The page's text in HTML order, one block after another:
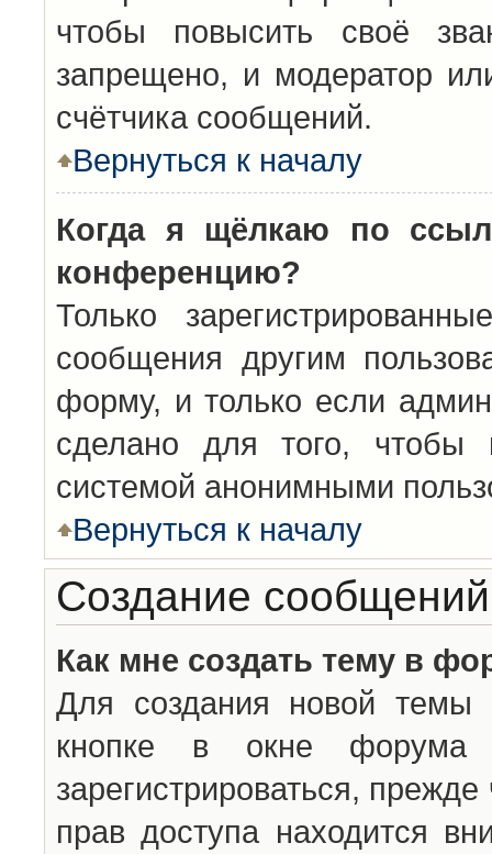
чтобы повысить своё
запрещено, и модератор
счётчика сообщений.
Вернуться к началу
Когда я щёлкаю по
конференцию?
Только
сообщения другим
форму, и только если
сделано для того, чтобы
системой анонимными
Вернуться к началу
Создание сообщений
Как мне создать тему в
Для создания новой темы
кнопке в окне
зарегистрироваться,
прав доступа находится